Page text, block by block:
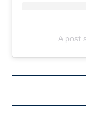
A post